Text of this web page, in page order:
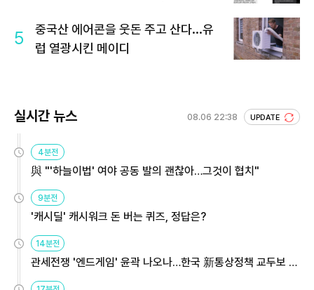
5
중국산 에어콘을 웃돈 주고 산다...유
럽 열광시킨 메이디
실시간 뉴스 08.06 22:38 UPDATE
4분전
與 "'하늘이법' 여야 공동 발의 괜찮아…그것이 협치"
9분전
'캐시딜' 캐시워크 돈 버는 퀴즈, 정답은?
14분전
관세전쟁 '엔드게임' 윤곽 나오나…한국 新통상정책 교두보 활